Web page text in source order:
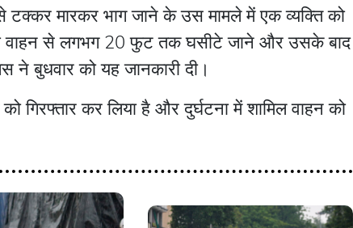
टक्कर मारकर भाग जाने के उस मामले में एक व्यक्ति को
की वाहन से लगभग 20 फुट तक घसीटे जाने और उसके बाद
बुधवार को यह जानकारी दी।
गिरफ्तार कर लिया है और दुर्घटना में शामिल वाहन को